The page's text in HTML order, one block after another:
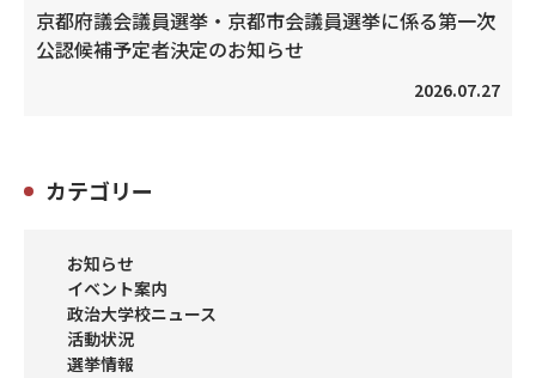
京都府議会議員選挙・京都市会議員選挙に係る第一次
公認候補予定者決定のお知らせ
2026.07.27
カテゴリー
お知らせ
イベント案内
政治大学校ニュース
活動状況
選挙情報